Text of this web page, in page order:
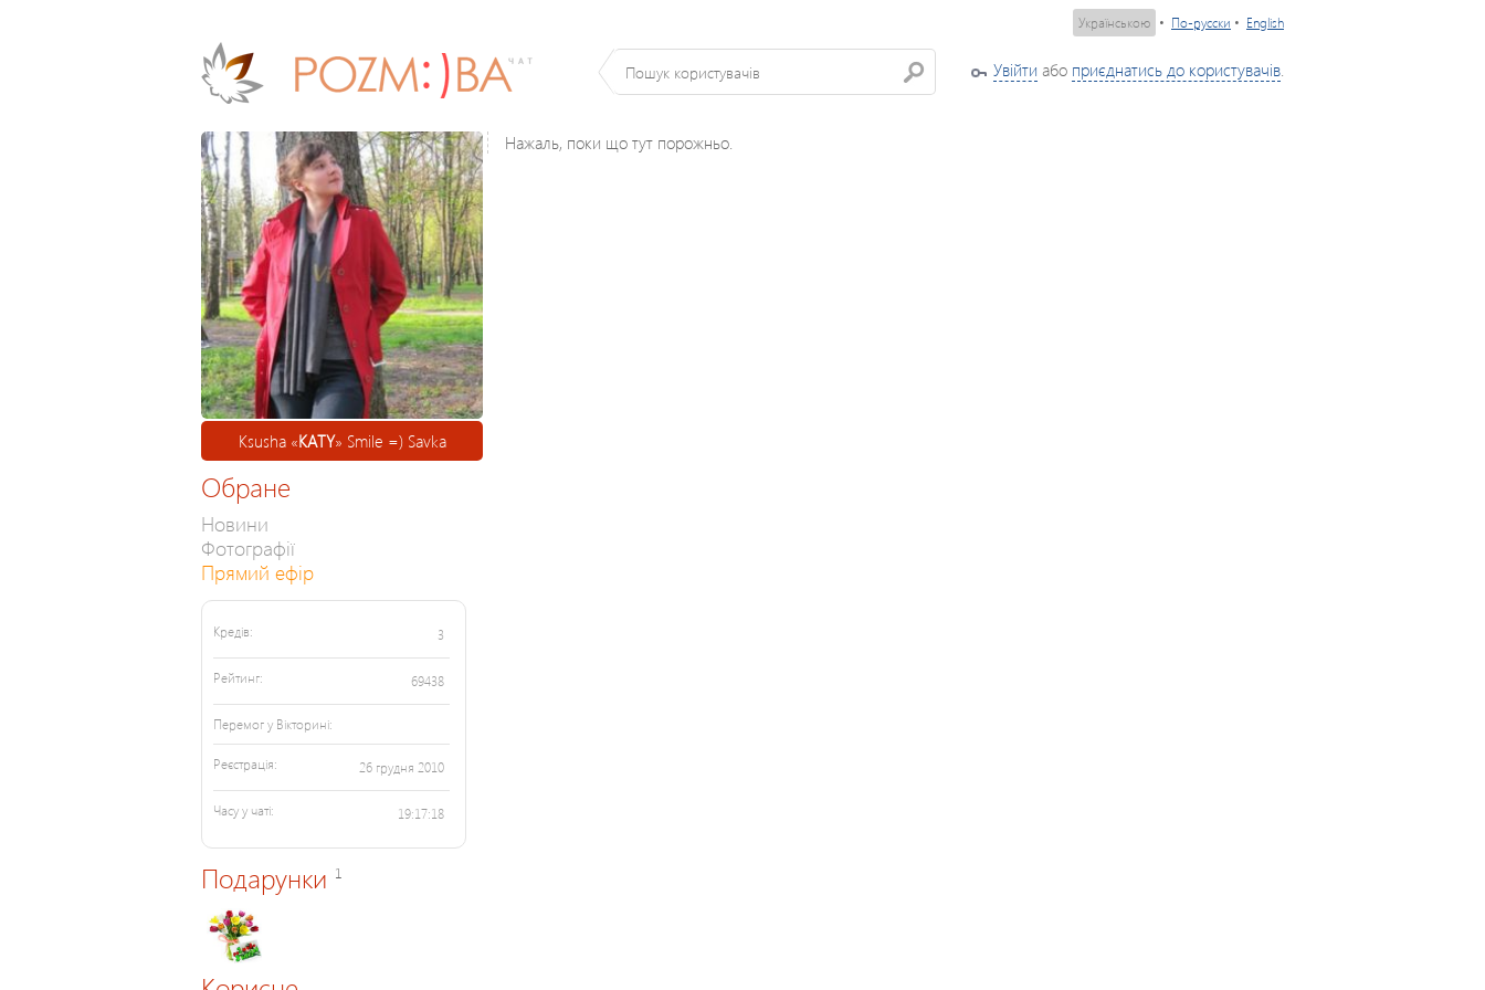
Українською • По-русски • English
Увійти або приєднатись до користувачів.
Ksusha «KATY» Smile =) Savka
Обране
Новини
Фотографії
Прямий ефір
Кредів: 3
Рейтинг: 69438
Перемог у Вікторині:
Реєстрація: 26 грудня 2010
Часу у чаті: 19:17:18
Подарунки 1
Нажаль, поки що тут порожньо.